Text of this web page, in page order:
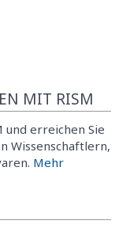
MIT RISM
und erreichen Sie
Wissenschaftlern,
Mehr